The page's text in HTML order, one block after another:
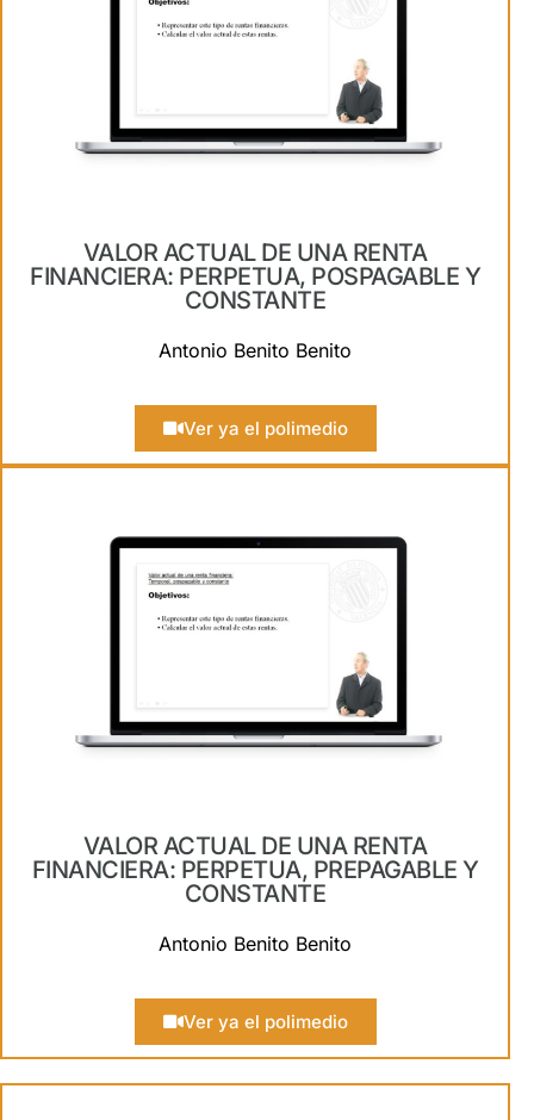
VALOR ACTUAL DE UNA RENTA
FINANCIERA: PERPETUA, POSPAGABLE Y
CONSTANTE
Antonio Benito Benito
Ver ya el polimedio
VALOR ACTUAL DE UNA RENTA
FINANCIERA: PERPETUA, PREPAGABLE Y
CONSTANTE
Antonio Benito Benito
Ver ya el polimedio